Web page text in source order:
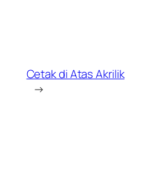
Cetak di Atas Akrilik
→